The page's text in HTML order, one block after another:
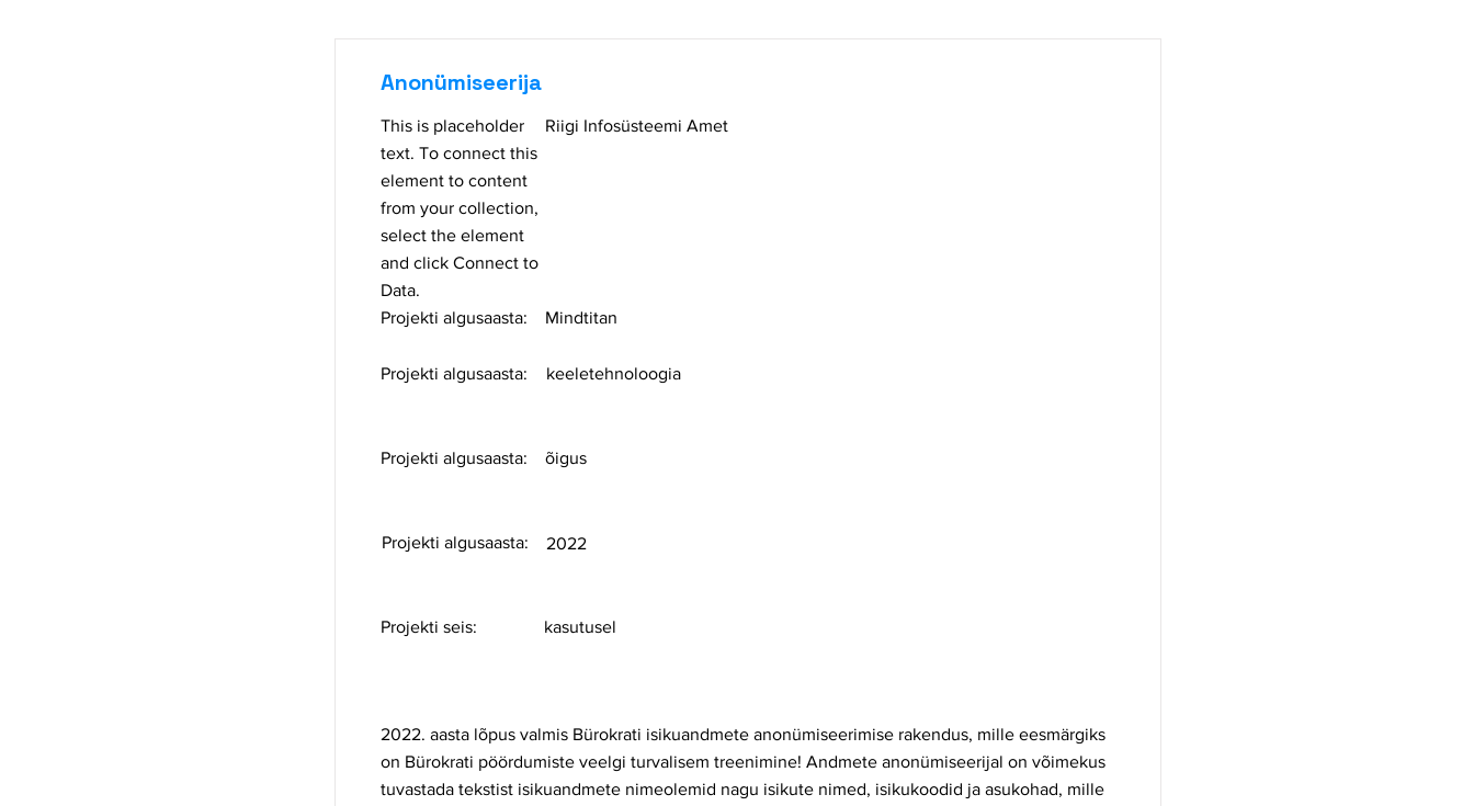
Anonümiseerija
This is placeholder
text. To connect this
element to content
from your collection,
select the element
and click Connect to
Data.
Riigi Infosüsteemi Amet
Projekti algusaasta: Mindtitan
Projekti algusaasta: keeletehnoloogia
Projekti algusaasta: õigus
Projekti algusaasta: 2022
Projekti seis: kasutusel
2022. aasta lõpus valmis Bürokrati isikuandmete anonümiseerimise rakendus, mille eesmärgiks
on Bürokrati pöördumiste veelgi turvalisem treenimine! Andmete anonümiseerijal on võimekus
tuvastada tekstist isikuandmete nimeolemid nagu isikute nimed, isikukoodid ja asukohad, mille